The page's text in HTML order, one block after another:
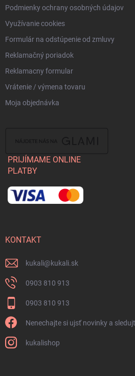
Podmienky ochrany osobných údajov
Využívanie cookies
Formulár na odstúpenie od zmluvy
Reklamačný poriadok
Reklamacny formular
Vrátenie / výmena tovaru
Moja objednávka
PRIJÍMAME ONLINE
PLATBY
KONTAKT
kukali@kukali.sk
0903 810 913
0903 810 913
Nenechajte si ujsť novinky a
kukalishop